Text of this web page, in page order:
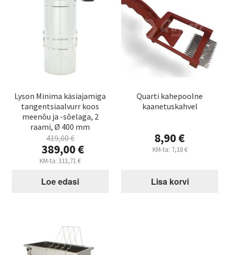
Lyson Minima käsiajamiga
tangentsiaalvurr koos
meenõu ja -sõelaga, 2
raami, Ø 400 mm
419,00€
Algne
hind
oli:
419,00 €.
389,00€
Praegune
on:
KM-ta:313,71€
Loe edasi
Quarti kahepoolne
kaanetuskahvel
8,90€
KM-ta: 7,18€
Lisa korvi